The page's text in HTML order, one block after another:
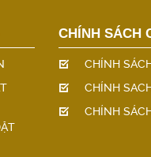
CHÍNH SÁCH
CHÍNH
CHÍNH
CHÍNH